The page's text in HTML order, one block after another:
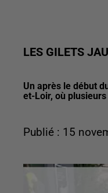
LES GILETS
Un après le début
et-Loir, où
Publié : 15